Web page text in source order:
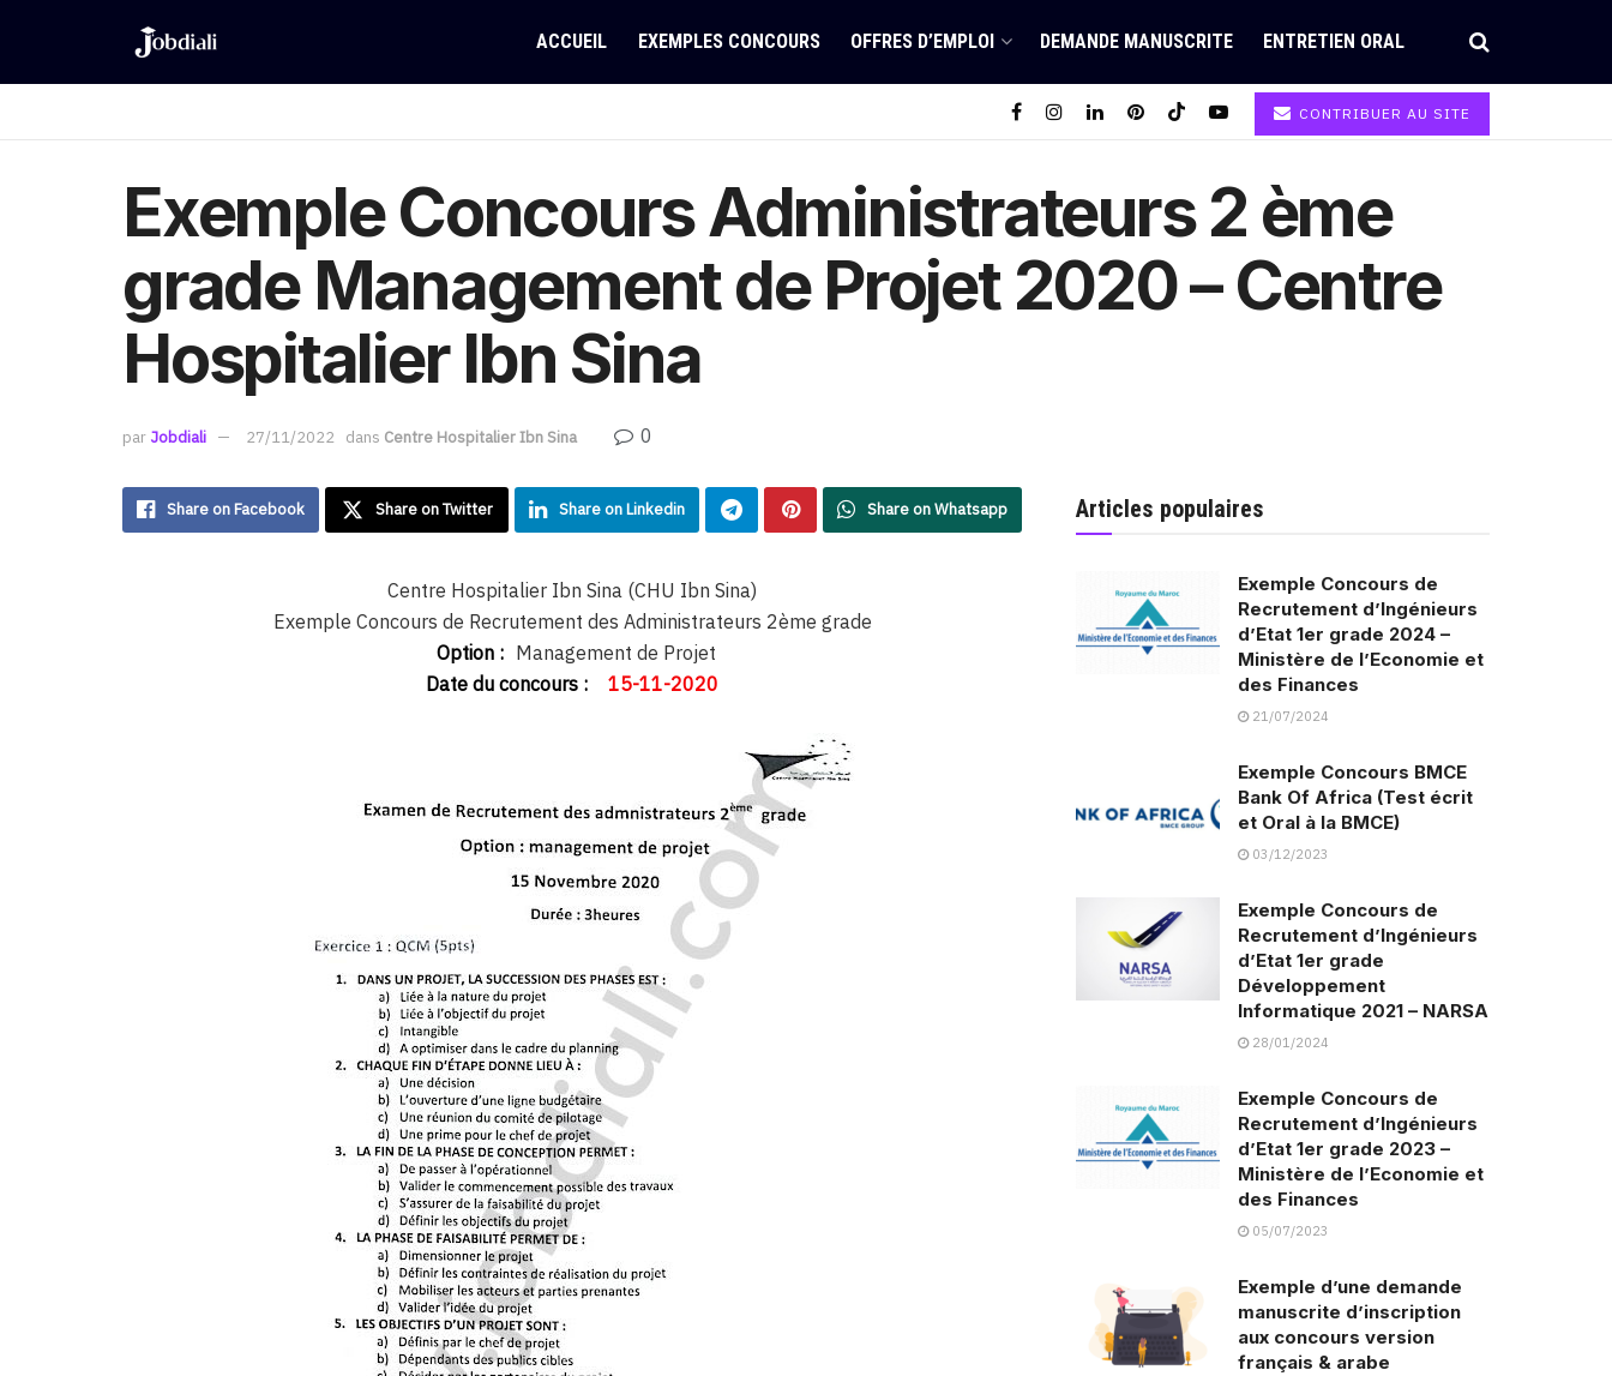
ACCUEIL EXEMPLES CONCOURS OFFRES D’EMPLOI DEMANDE MANUSCRITE ENTRETIEN ORAL
CONTRIBUER AU SITE
Exemple Concours Administrateurs 2 ème
grade Management de Projet 2020 – Centre
Hospitalier Ibn Sina
par Jobdiali 27/11/2022 dans Centre Hospitalier Ibn Sina 0
Share on Facebook Share on Twitter Share on Linkedin Share on Whatsapp
Centre Hospitalier Ibn Sina (CHU Ibn Sina)
Exemple Concours de Recrutement des Administrateurs 2ème grade
Option : Management de Projet
Date du concours :
15-11-2020
Articles populaires
Exemple Concours de
Recrutement d’Ingénieurs
d’Etat 1er grade 2024 –
Ministère de l’Economie et
des Finances
21/07/2024
Exemple Concours BMCE
Bank Of Africa (Test écrit
et Oral à la BMCE)
03/12/2023
Exemple Concours de
Recrutement d’Ingénieurs
d’Etat 1er grade
Développement
Informatique 2021 – NARSA
28/01/2024
Exemple Concours de
Recrutement d’Ingénieurs
d’Etat 1er grade 2023 –
Ministère de l’Economie et
des Finances
05/07/2023
Exemple d’une demande
manuscrite d’inscription
aux concours version
français & arabe